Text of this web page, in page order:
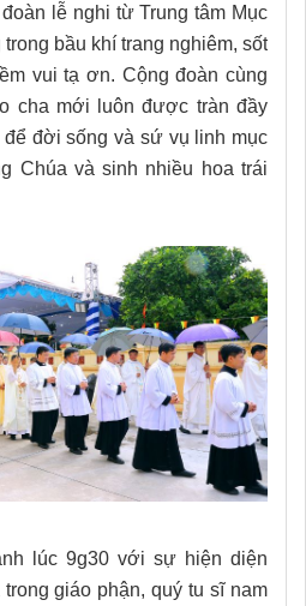
lễ nghi từ Trung tâm Mục
bầu khí trang nghiêm, sốt
vui tạ ơn. Cộng đoàn cùng
cha mới luôn được tràn đầy
đời sống và sứ vụ linh mục
Chúa và sinh nhiều hoa trái
lúc 9g30 với sự hiện diện
giáo phận, quý tu sĩ nam